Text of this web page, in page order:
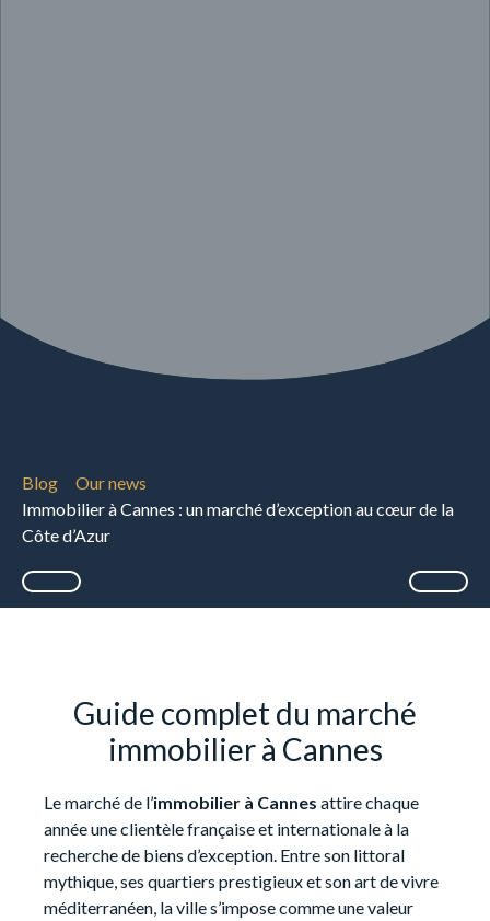
Blog
Our news
Immobilier à Cannes : un marché d’exception au cœur de la
Côte d’Azur
Guide complet du marché
immobilier à Cannes
Le marché de l’immobilier à Cannes attire chaque
année une clientèle française et internationale à la
recherche de biens d’exception. Entre son littoral
mythique, ses quartiers prestigieux et son art de vivre
méditerranéen, la ville s’impose comme une valeur